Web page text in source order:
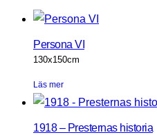
Persona VI
130x150cm
Läs mer
1918 – Presternas historia